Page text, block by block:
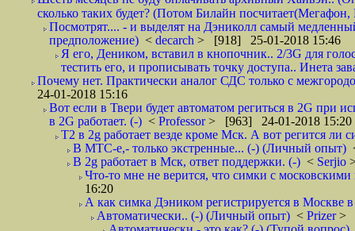
сколько таких будет? (Потом Билайн
Посмотрят.... - и выделят на Дэниколл самый
предположение) < decarch > [918] 25-01-2018 15:46
Я его, Деником, вставил в кнопочник.. 2/3G для
тестить его, и прописывать точку доступа.. Инета
Почему нет. Практически аналог СДС только с
24-01-2018 15:16
Вот если в Твери будет автоматом региться в 2G при
в 2G работает. (-) < Professor> [963] 24-01-2018 15:20
T2 в 2g работает везде кроме Мск. А вот регится
В МТС-е,- только экстренные... (-) (Личный опыт)
В 2g работает в Мск, ответ поддержки. (-) < Serjio
Что-то мне не верится, что симки с
16:20
А как симка Дэником регистрируется в Москве
Автоматически.. (-) (Личный опыт) < Prizer>